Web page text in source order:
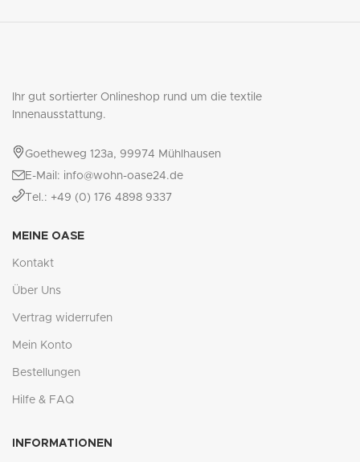
Ihr gut sortierter Onlineshop rund um die textile
Innenausstattung.
Goetheweg 123a, 99974 Mühlhausen
E-Mail: info@wohn-oase24.de
Tel.: +49 (0) 176 4898 9337
MEINE OASE
Kontakt
Über Uns
Vertrag widerrufen
Mein Konto
Bestellungen
Hilfe & FAQ
INFORMATIONEN